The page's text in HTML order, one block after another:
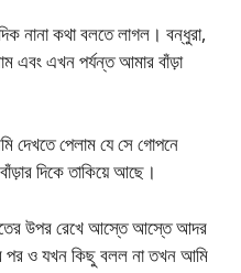
নানা কথা বলতে লাগল। বন্ধুরা,
এবং এখন পর্যন্ত আমার বাঁড়া
পেলাম যে সে গোপনে
দিকে তাকিয়ে আছে।
উপর রেখে আস্তে আস্তে আদর
পর ও যখন কিছু বলল না তখন আমি